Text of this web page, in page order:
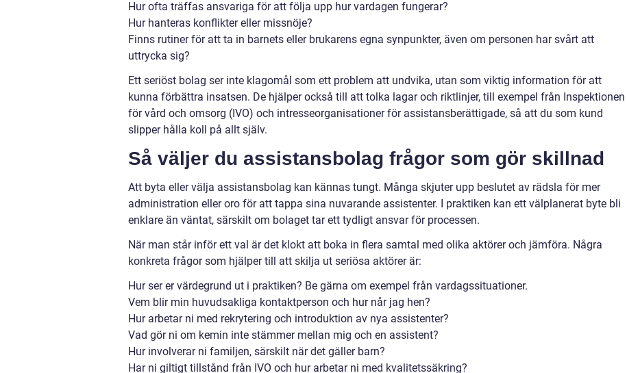
Hur ofta träffas ansvariga för att följa upp hur vardagen fungerar?
Hur hanteras konflikter eller missnöje?
Finns rutiner för att ta in barnets eller brukarens egna synpunkter, även om personen har svårt att
uttrycka sig?
Ett seriöst bolag ser inte klagomål som ett problem att undvika, utan som viktig information för att
kunna förbättra insatsen. De hjälper också till att tolka lagar och riktlinjer, till exempel från Inspektionen
för vård och omsorg (IVO) och intresseorganisationer för assistansberättigade, så att du som kund
slipper hålla koll på allt själv.
Så väljer du assistansbolag frågor som gör skillnad
Att byta eller välja assistansbolag kan kännas tungt. Många skjuter upp beslutet av rädsla för mer
administration eller oro för att tappa sina nuvarande assistenter. I praktiken kan ett välplanerat byte bli
enklare än väntat, särskilt om bolaget tar ett tydligt ansvar för processen.
När man står inför ett val är det klokt att boka in flera samtal med olika aktörer och jämföra. Några
konkreta frågor som hjälper till att skilja ut seriösa aktörer är:
Hur ser er värdegrund ut i praktiken? Be gärna om exempel från vardagssituationer.
Vem blir min huvudsakliga kontaktperson och hur når jag hen?
Hur arbetar ni med rekrytering och introduktion av nya assistenter?
Vad gör ni om kemin inte stämmer mellan mig och en assistent?
Hur involverar ni familjen, särskilt när det gäller barn?
Har ni giltigt tillstånd från IVO och hur arbetar ni med kvalitetssäkring?